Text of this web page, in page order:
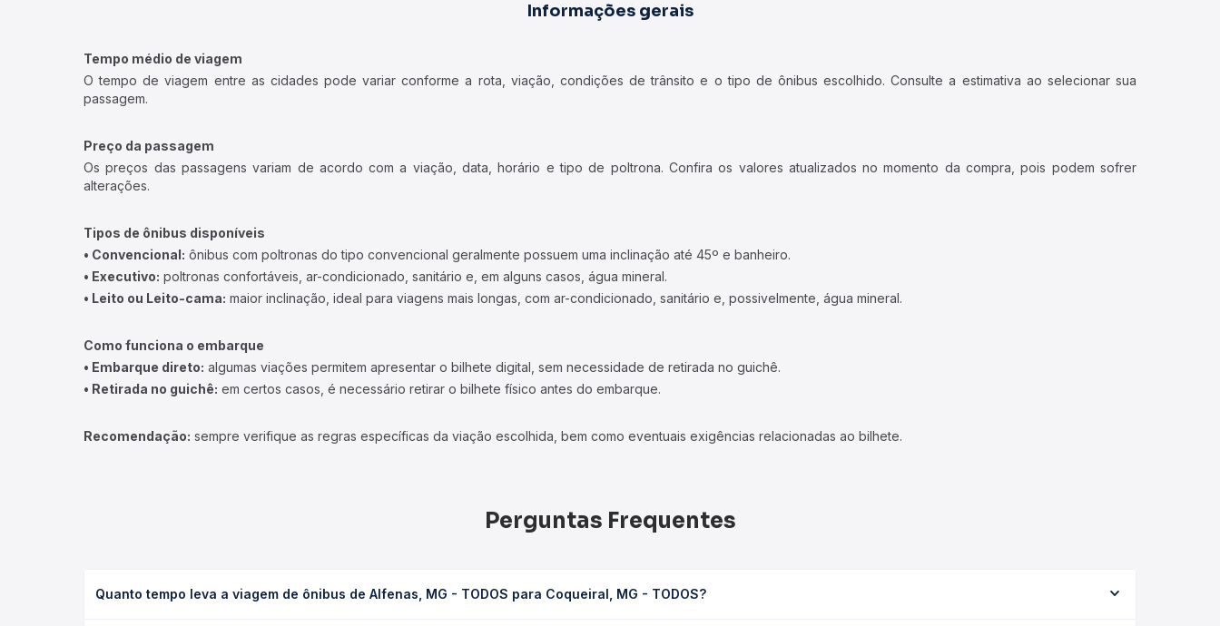
Informações gerais
Tempo médio de viagem
O tempo de viagem entre as cidades pode variar conforme a rota, viação, condições de trânsito e o tipo de ônibus escolhido. Consulte a estimativa ao selecionar sua
passagem.
Preço da passagem
Os preços das passagens variam de acordo com a viação, data, horário e tipo de poltrona. Confira os valores atualizados no momento da compra, pois podem sofrer
alterações.
Tipos de ônibus disponíveis
• Convencional: ônibus com poltronas do tipo convencional geralmente possuem uma inclinação até 45º e banheiro.
• Executivo: poltronas confortáveis, ar-condicionado, sanitário e, em alguns casos, água mineral.
• Leito ou Leito-cama: maior inclinação, ideal para viagens mais longas, com ar-condicionado, sanitário e, possivelmente, água mineral.
Como funciona o embarque
• Embarque direto: algumas viações permitem apresentar o bilhete digital, sem necessidade de retirada no guichê.
• Retirada no guichê: em certos casos, é necessário retirar o bilhete físico antes do embarque.
Recomendação: sempre verifique as regras específicas da viação escolhida, bem como eventuais exigências relacionadas ao bilhete.
Perguntas Frequentes
Quanto tempo leva a viagem de ônibus de Alfenas, MG - TODOS para Coqueiral, MG - TODOS?